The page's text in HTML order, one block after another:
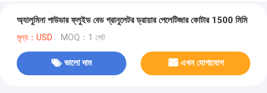
অ্যালুমিনা পাউডার ফ্লুইড বেড গ্রানুলেটর ড্রায়ার পেলেটিজার কোটার 1500 মিমি
মূল্য：USD MOQ：1 সেট
ভালো দাম এখন যোগাযোগ